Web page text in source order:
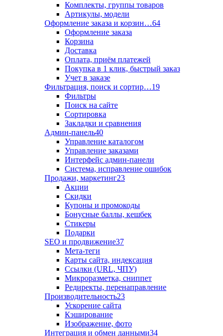
Комплекты, группы товаров
Артикулы, модели
Оформление заказа и корзин…64
Оформление заказа
Корзина
Доставка
Оплата, приём платежей
Покупка в 1 клик, быстрый заказ
Учет в заказе
Фильтрация, поиск и сортир…19
Фильтры
Поиск на сайте
Сортировка
Закладки и сравнения
Админ-панель40
Управление каталогом
Управление заказами
Интерфейс админ-панели
Система, исправление ошибок
Продажи, маркетинг23
Акции
Скидки
Купоны и промокоды
Бонусные баллы, кешбек
Стикеры
Подарки
SEO и продвижение37
Мета-теги
Карты сайта, индексация
Ссылки (URL, ЧПУ)
Микроразметка, сниппет
Редиректы, перенаправление
Производительность23
Ускорение сайта
Кэширование
Изображение, фото
Интеграция и обмен данными34